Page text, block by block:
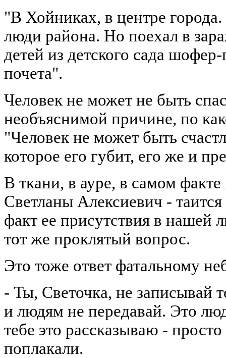
"В Хойниках, в центре
люди района. Но поехал в
детей из детского сада
почета".
Человек не может не быть
необъяснимой причине, по
"Человек не может быть
которое его губит, его же и
В ткани, в ауре, в самом
Светланы Алексиевич -
факт ее присутствия в нашей
тот же проклятый вопрос.
Это тоже ответ фатальному
- Ты, Светочка, не записывай
и людям не передавай. Это
тебе это рассказываю -
поплакали.